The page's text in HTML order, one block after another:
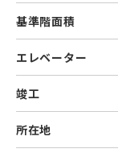
基準階面積
エレベーター
竣工
所在地